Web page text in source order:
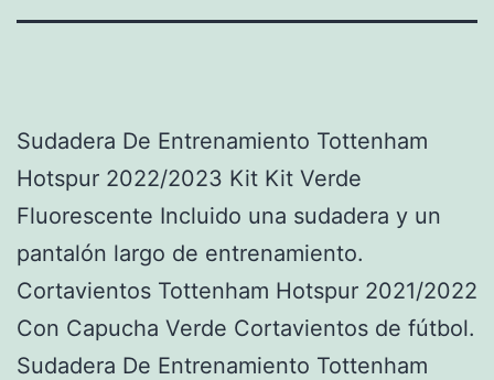
Sudadera De Entrenamiento Tottenham
Hotspur 2022/2023 Kit Kit Verde
Fluorescente Incluido una sudadera y un
pantalón largo de entrenamiento.
Cortavientos Tottenham Hotspur 2021/2022
Con Capucha Verde Cortavientos de fútbol.
Sudadera De Entrenamiento Tottenham